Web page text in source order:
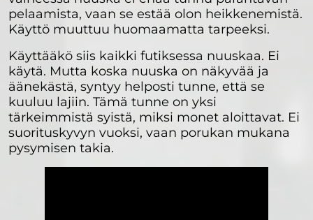
pelaamista, vaan se estää olon heikkenemistä.
Käyttö muuttuu huomaamatta tarpeeksi.
Käyttääkö siis kaikki futiksessa nuuskaa. Ei
käytä. Mutta koska nuuska on näkyvää ja
äänekästä, syntyy helposti tunne, että se
kuuluu lajiin. Tämä tunne on yksi
tärkeimmistä syistä, miksi monet aloittavat. Ei
suorituskyvyn vuoksi, vaan porukan mukana
pysymisen takia.